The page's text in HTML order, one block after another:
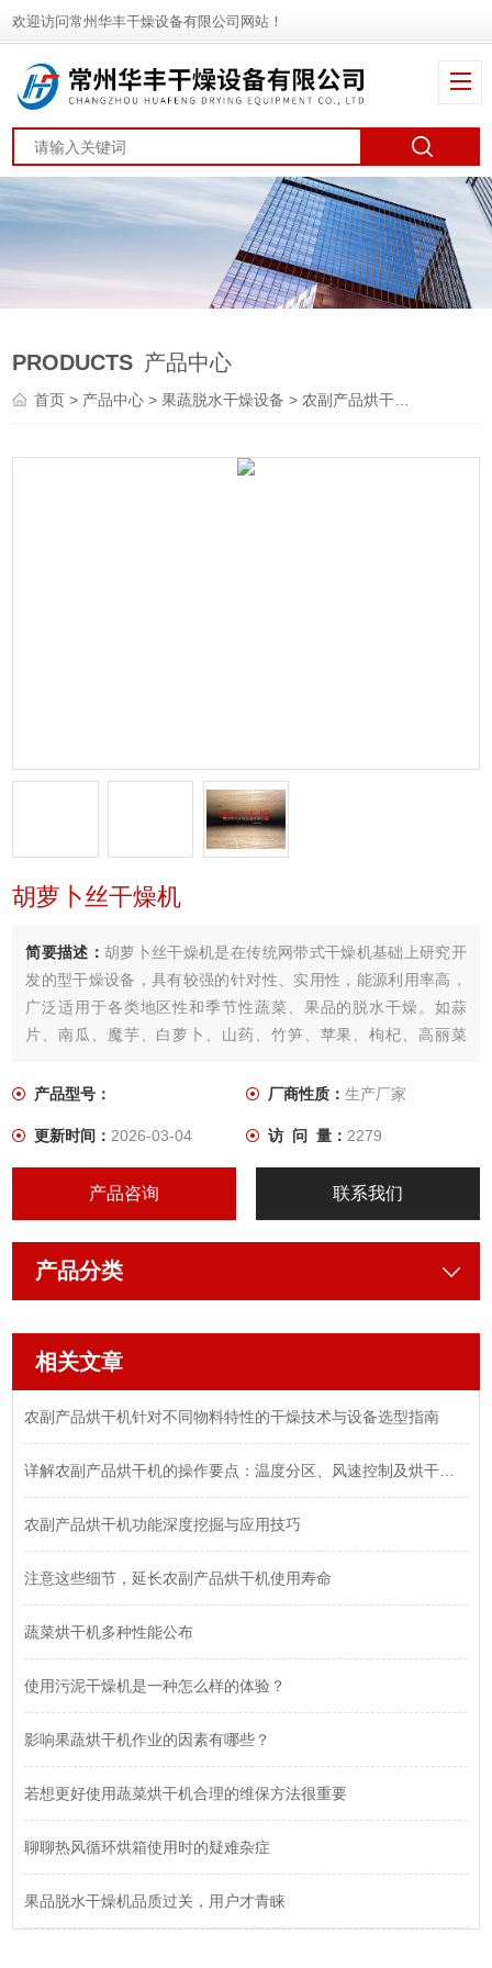
欢迎访问常州华丰干燥设备有限公司网站！
PRODUCTS 产品中心
首页> 产品中心 >果蔬脱水干燥设备 >农副产品烘干机
胡萝卜丝干燥机
简要描述： 胡萝卜丝干燥机是在传统网带式干燥机基础上研究开
发的型干燥设备，具有较强的针对性、实用性，能源利用率高，
广泛适用于各类地区性和季节性蔬菜、果品的脱水干燥。如蒜
片、南瓜、魔芋、白萝卜、山药、竹笋、苹果、枸杞、高丽菜
长期跟踪服务于用户，深入用户进行调试，得到*手实践资料并结
产品型号： 厂商性质： 生产厂家
更新时间：2026-03-04 访 问 量： 2279
产品咨询 联系我们
产品分类
相关文章
农副产品烘干机针对不同物料特性的干燥技术与设备选型指南
详解农副产品烘干机的操作要点：温度分区、风速控制及烘干时间的设定
农副产品烘干机功能深度挖掘与应用技巧
注意这些细节，延长农副产品烘干机使用寿命
蔬菜烘干机多种性能公布
使用污泥干燥机是一种怎么样的体验？
影响果蔬烘干机作业的因素有哪些？
若想更好使用蔬菜烘干机合理的维保方法很重要
聊聊热风循环烘箱使用时的疑难杂症
果品脱水干燥机品质过关，用户才青睐